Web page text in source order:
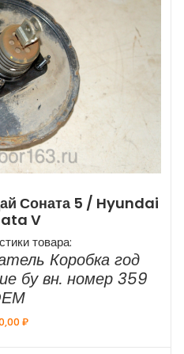
Соната 5 / Hyundai
V
товара:
Коробка год
бу вн. номер 359
₽